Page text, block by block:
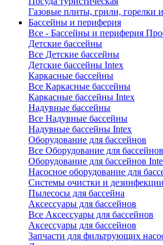
Газовые плиты, грили, горелки
Бассейны и периферия
Все - Бассейны и периферия
Детские бассейны
Все Детские бассейны
Детские бассейны Intex
Каркасные бассейны
Все Каркасные бассейны
Каркасные бассейны Intex
Надувные бассейны
Все Надувные бассейны
Надувные бассейны Intex
Оборудование для бассейнов
Все Оборудование для бассейнов
Оборудование для бассейнов
Насосное оборудование для
Системы очистки и
Пылесосы для бассейна
Аксессуары для бассейнов
Все Аксессуары для бассейнов
Аксессуары для бассейнов
Запчасти для фильтрующих